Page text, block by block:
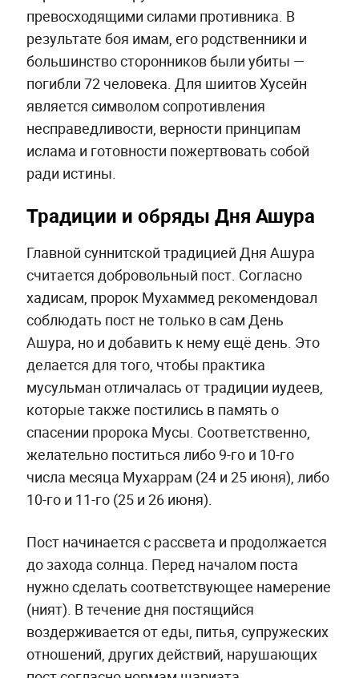
превосходящими силами противника. В
результате боя имам, его родственники и
большинство сторонников были убиты —
погибли 72 человека. Для шиитов Хусейн
является символом сопротивления
несправедливости, верности принципам
ислама и готовности пожертвовать собой
ради истины.
Традиции и обряды Дня Ашура
Главной суннитской традицией Дня Ашура
считается добровольный пост. Согласно
хадисам, пророк Мухаммед рекомендовал
соблюдать пост не только в сам День
Ашура, но и добавить к нему ещё день. Это
делается для того, чтобы практика
мусульман отличалась от традиции иудеев,
которые также постились в память о
спасении пророка Мусы. Соответственно,
желательно поститься либо 9-го и 10-го
числа месяца Мухаррам (24 и 25 июня), либо
10-го и 11-го (25 и 26 июня).
Пост начинается с рассвета и продолжается
до захода солнца. Перед началом поста
нужно сделать соответствующее намерение
(ният). В течение дня постящийся
воздерживается от еды, питья, супружеских
отношений, других действий, нарушающих